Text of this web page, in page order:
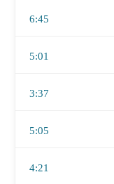
6:45
5:01
3:37
5:05
4:21